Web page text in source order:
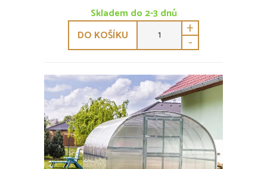
Skladem do 2-3 dnů
DO KOŠÍKU
+
-